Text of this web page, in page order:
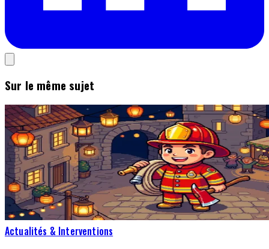
Sur le même sujet
Actualités & Interventions